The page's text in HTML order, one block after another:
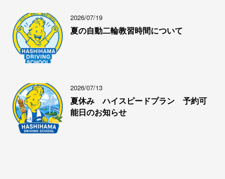
2026/07/19
夏の自動二輪教習時間について
2026/07/13
夏休み ハイスピードプラン 予約可
能日のお知らせ